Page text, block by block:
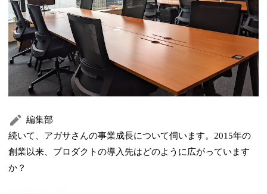
編集部
続いて、アガサさんの事業成長について伺います。2015年の
創業以来、プロダクトの導入先はどのように広がっています
か？